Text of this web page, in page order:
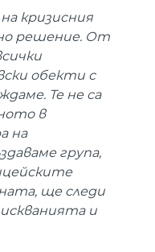
кризисния
решение. От
обекти с
Те не са
в
на
група,
ще следи
и